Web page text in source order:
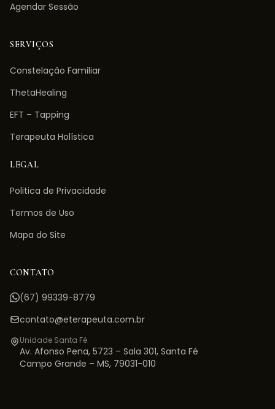
Agendar Sessão
SERVIÇOS
Constelação Familiar
ThetaHealing
EFT – Tapping
Terapeuta Holística
LEGAL
Politica de Privacidade
Termos de Uso
Mapa do Site
CONTATO
(67) 99339-8779
contato@eterapeuta.com.br
Unidade Santa Fé
Av. Afonso Pena, 5723 – Sala 301, Santa Fé
Campo Grande – MS, 79031-010